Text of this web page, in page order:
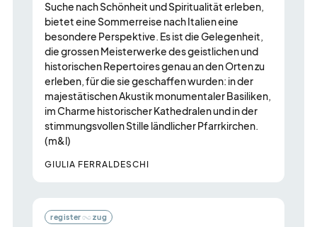
Suche nach Schönheit und Spiritualität erleben,
bietet eine Sommerreise nach Italien eine
besondere Perspektive. Es ist die Gelegenheit,
die grossen Meisterwerke des geistlichen und
historischen Repertoires genau an den Orten zu
erleben, für die sie geschaffen wurden: in der
majestätischen Akustik monumentaler Basiliken,
im Charme historischer Kathedralen und in der
stimmungsvollen Stille ländlicher Pfarrkirchen.
(m&l)
GIULIA FERRALDESCHI
register zug